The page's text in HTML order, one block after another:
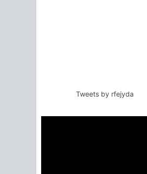
Tweets by rfejyda